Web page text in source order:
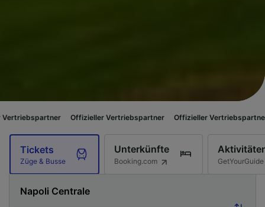
Offizieller Vertriebspartner Offizieller Vertriebspartner
Tickets
Züge & Busse
Unterkünfte
Booking.com GetYourGuide